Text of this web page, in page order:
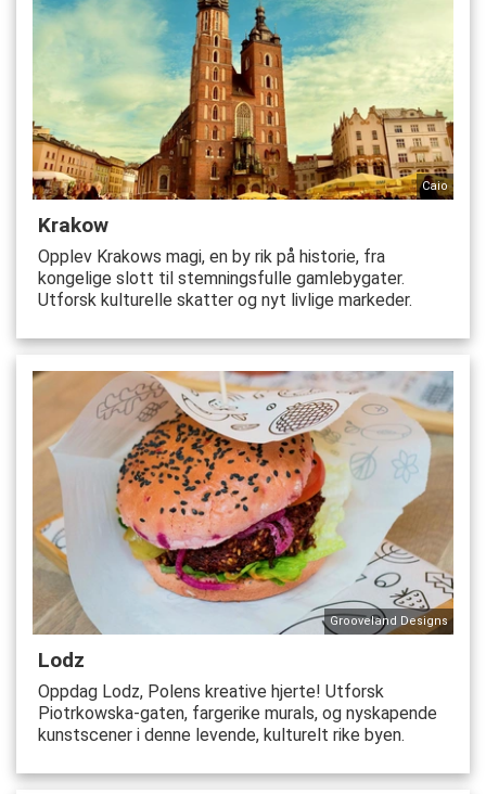
Caio
Krakow
Opplev Krakows magi, en by rik på historie, fra
kongelige slott til stemningsfulle gamlebygater.
Utforsk kulturelle skatter og nyt livlige markeder.
Grooveland Designs
Lodz
Oppdag Lodz, Polens kreative hjerte! Utforsk
Piotrkowska-gaten, fargerike murals, og nyskapende
kunstscener i denne levende, kulturelt rike byen.